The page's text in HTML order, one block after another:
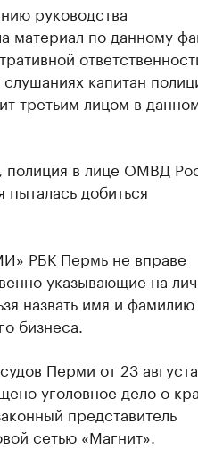
руководства
материал по данному
капитан
третьим лицом в
полиция в лице ОМВД
добиться
РБК Пермь не вправе
указывающие на
назвать имя и фамилию
бизнеса.
Перми от 23
уголовное дело о
представитель
сетью «Магнит».